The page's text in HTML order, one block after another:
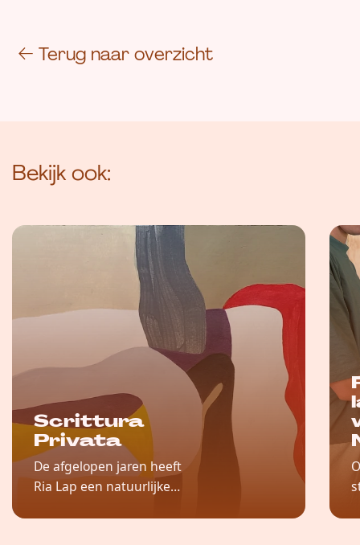
← Terug naar overzicht
Bekijk ook:
Scrittura
Privata
De afgelopen jaren heeft
Ria Lap een natuurlijke